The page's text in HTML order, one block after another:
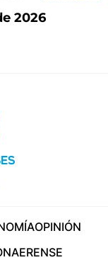
2026
OPINIÓN